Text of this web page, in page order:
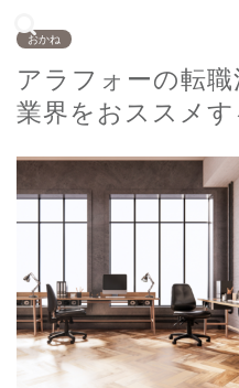
おかね
アラフォーの転
業界をおススメす